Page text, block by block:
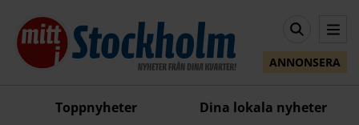
ANNONSERA
Toppnyheter Dina lokala nyheter